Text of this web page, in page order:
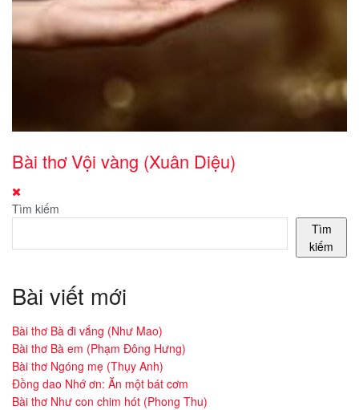
Bài thơ Vội vàng (Xuân Diệu)
Tìm kiếm
Tìm
kiếm
Bài viết mới
Bài thơ Bà đi vắng (Như Mao)
Bài thơ Bà em (Phạm Đông Hưng)
Bài thơ Ngóng mẹ (Thụy Anh)
Đồng dao Nhớ ơn: Ăn một bát cơm
Bài thơ Như con chim hót (Phong Thu)